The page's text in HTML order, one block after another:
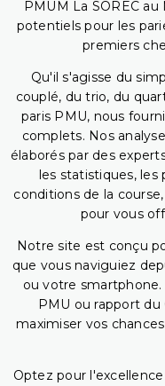
PMUM La SOREC
potentiels pour les
premiers
Qu'il s'agisse du
couplé, du trio, du
paris PMU, nous
complets. Nos
élaborés par des
les statistiques,
conditions de la
pour vous
Notre site est conçu
que vous naviguiez
ou votre
PMU ou rapport
maximiser vos
Optez pour